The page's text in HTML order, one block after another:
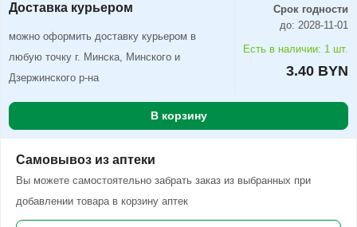
Доставка курьером
можно оформить доставку курьером в
любую точку г. Минска, Минского и
Дзержинского р-на
Срок годности
до: 2028-11-01
Есть в наличии: 1 шт.
3.40 BYN
В корзину
Самовывоз из аптеки
Вы можете самостоятельно забрать заказ из выбранных при
добавлении товара в корзину аптек